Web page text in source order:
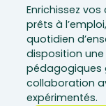
Enrichissez
prêts à
quotidien
disposition
pédagogiques
collaboration
expérimentés.